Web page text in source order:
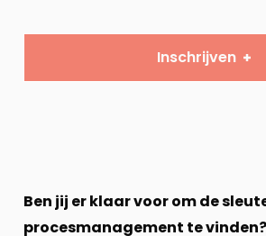
Inschrijven
Ben jij er klaar voor om de
procesmanagement te